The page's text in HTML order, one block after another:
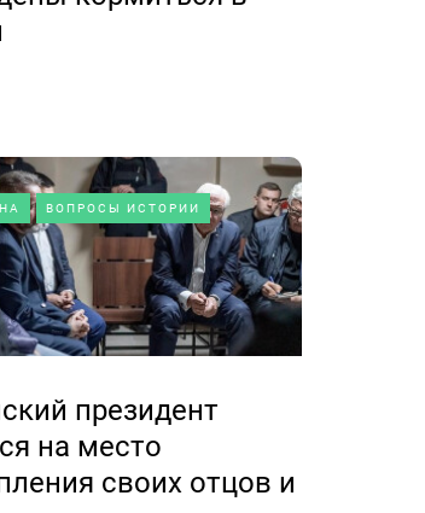
ВОПРОСЫ ИСТОРИИ
президент
на место
своих отцов и